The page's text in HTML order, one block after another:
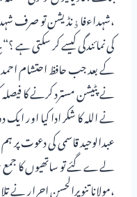
،شہداءفاﺅنڈیشن تو صرف
کی نمائندگی کیسے کر سکتی
کے بعد جب حافظ احتشام
نے پٹیشن مسترد کرنے کا
نے اللہ کا شکر ادا کیا اور
عبدالوحید قاسمی کی دعوت پر
لےے گئے تو ساتھیوں کا جمع
،مولانا تنویرالحسن احرار